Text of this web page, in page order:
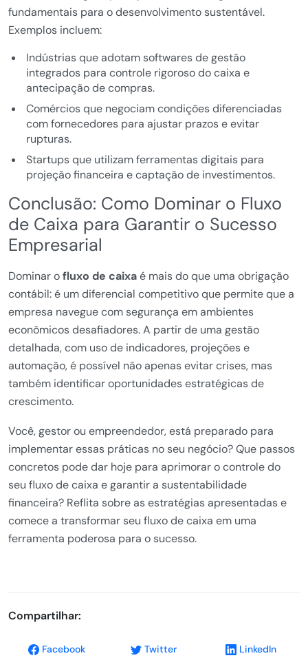
fundamentais para o desenvolvimento sustentável.
Exemplos incluem:
Indústrias que adotam softwares de gestão
integrados para controle rigoroso do caixa e
antecipação de compras.
Comércios que negociam condições diferenciadas
com fornecedores para ajustar prazos e evitar
rupturas.
Startups que utilizam ferramentas digitais para
projeção financeira e captação de investimentos.
Conclusão: Como Dominar o Fluxo
de Caixa para Garantir o Sucesso
Empresarial
Dominar ofluxo de caixaé mais do que uma obrigação
contábil: é um diferencial competitivo que permite que a
empresa navegue com segurança em ambientes
econômicos desafiadores. A partir de uma gestão
detalhada, com uso de indicadores, projeções e
automação, é possível não apenas evitar crises, mas
também identificar oportunidades estratégicas de
crescimento.
Você, gestor ou empreendedor, está preparado para
implementar essas práticas no seu negócio? Que passos
concretos pode dar hoje para aprimorar o controle do
seu fluxo de caixa e garantir a sustentabilidade
financeira? Reflita sobre as estratégias apresentadas e
comece a transformar seu fluxo de caixa em uma
ferramenta poderosa para o sucesso.
Compartilhar:
Facebook Twitter LinkedIn